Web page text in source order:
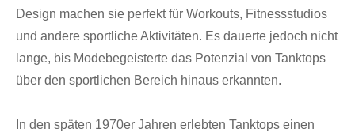
Design machen sie perfekt für Workouts, Fitnessstudios
und andere sportliche Aktivitäten. Es dauerte jedoch nicht
lange, bis Modebegeisterte das Potenzial von Tanktops
über den sportlichen Bereich hinaus erkannten.
In den späten 1970er Jahren erlebten Tanktops einen